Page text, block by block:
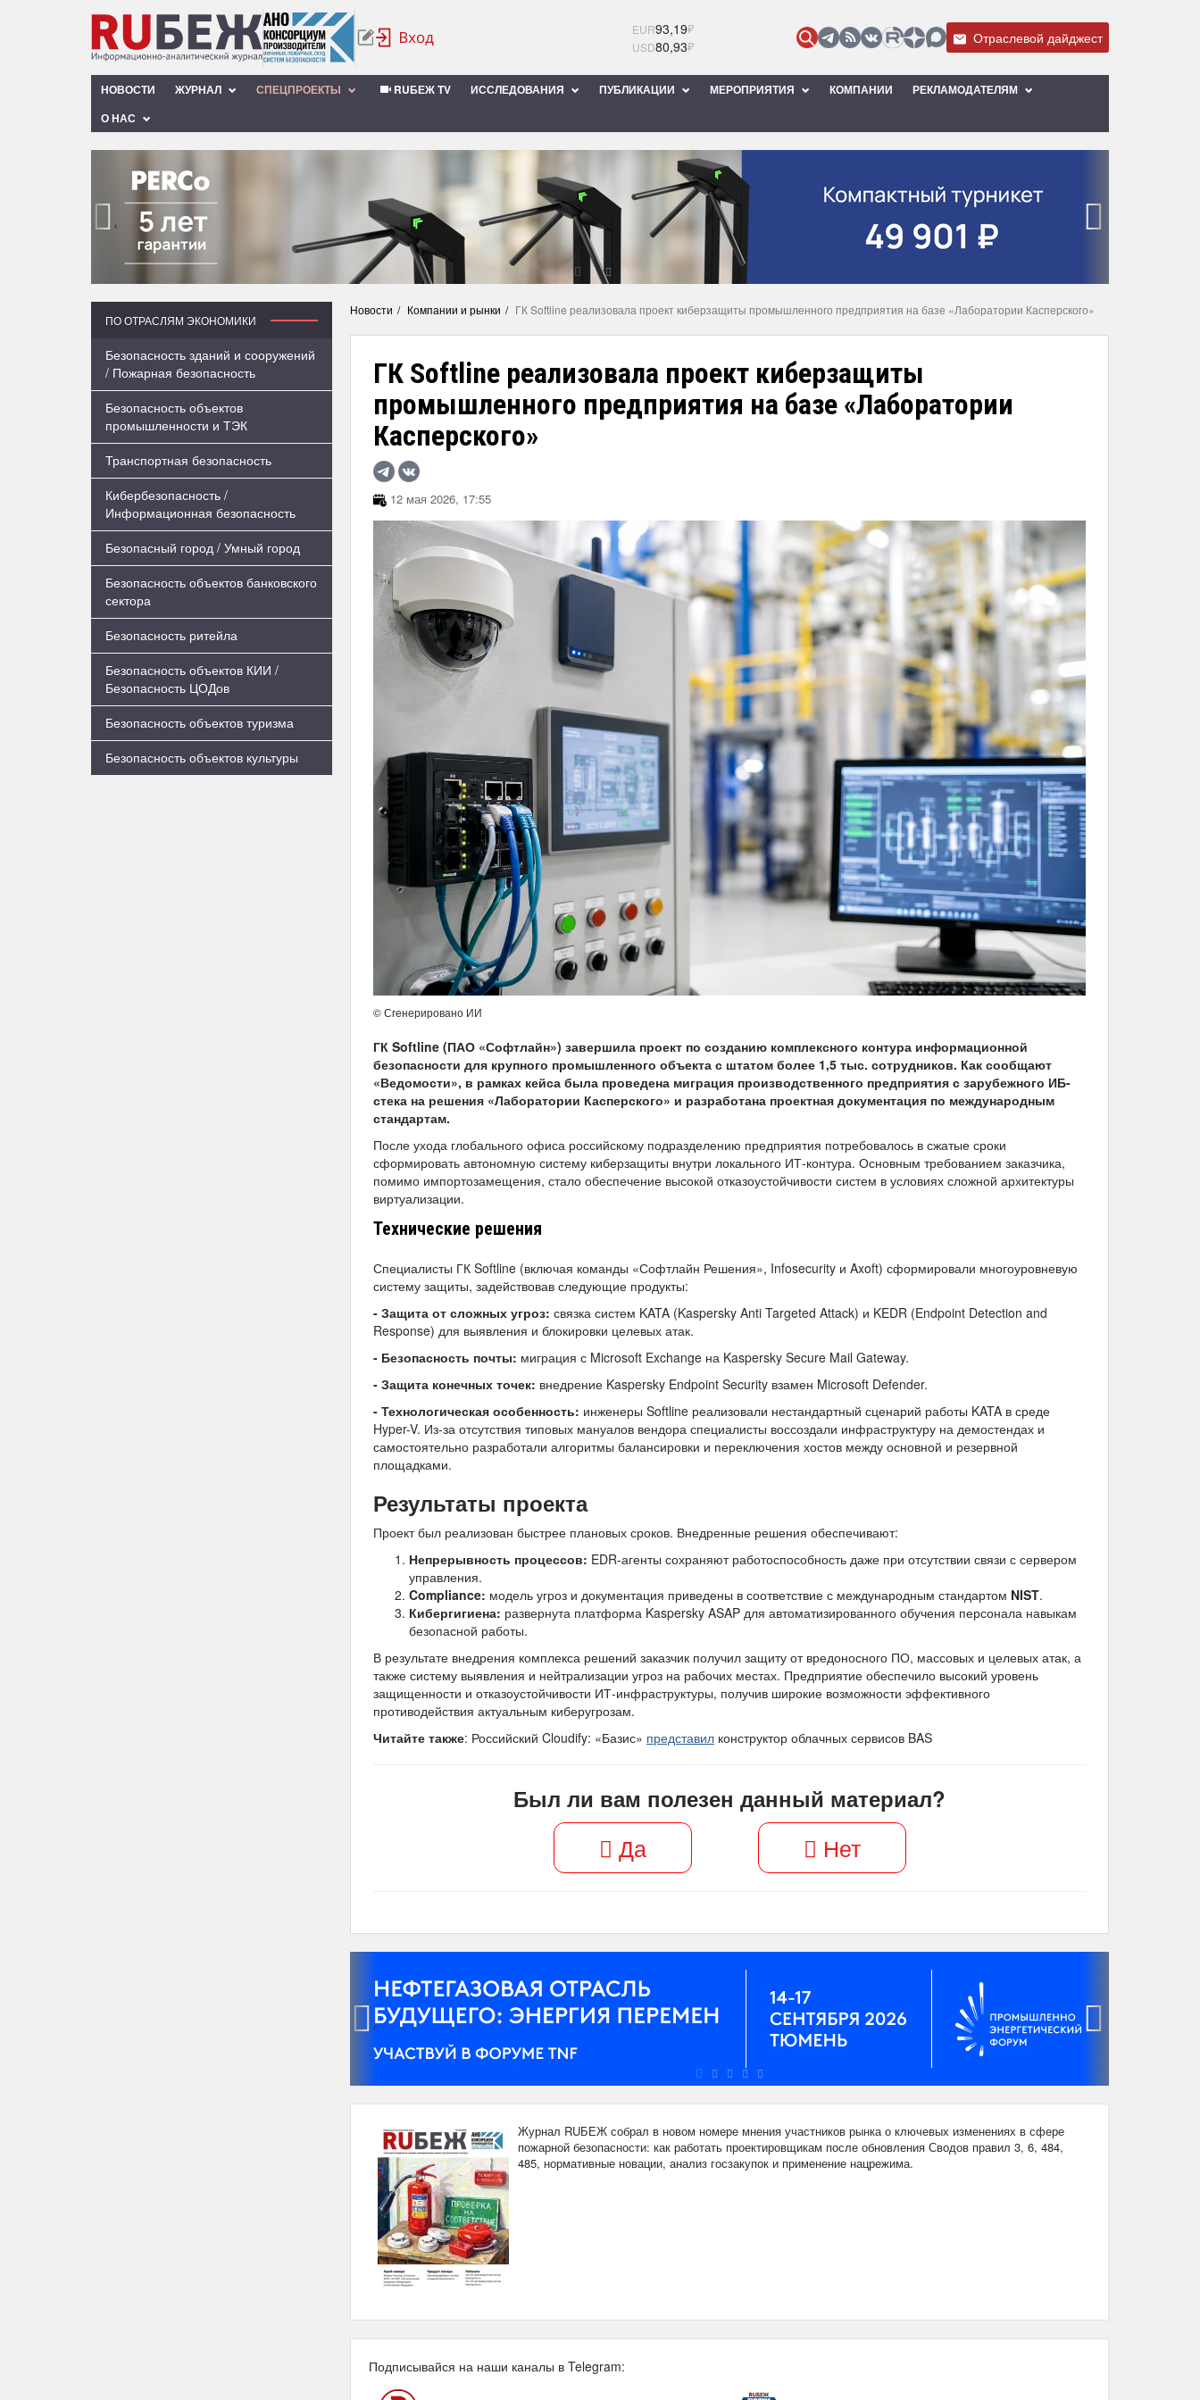
EUR93,19₽
USD80,93₽ Отраслевой дайджест
НОВОСТИ ЖУРНАЛ СПЕЦПРОЕКТЫ RUБЕЖ TV ИССЛЕДОВАНИЯ ПУБЛИКАЦИИ МЕРОПРИЯТИЯ КОМПАНИИ
РЕКЛАМОДАТЕЛЯМ
О НАС
‹
ПО ОТРАСЛЯМ ЭКОНОМИКИ
Безопасность зданий и сооружений
/ Пожарная безопасность
Безопасность объектов
промышленности и ТЭК
Транспортная безопасность
Кибербезопасность /
Информационная безопасность
Безопасный город / Умный город
Безопасность объектов банковского
сектора
Безопасность ритейла
Безопасность объектов КИИ /
Безопасность ЦОДов
Безопасность объектов туризма
Безопасность объектов культуры
Новости Компании и рынки ГК Softline реализовала проект киберзащиты промышленного предприятия на базе «Лаборатории Касперского»
ГК Softline реализовала проект киберзащиты
промышленного предприятия на базе «Лаборатории
Касперского»
12 мая 2026, 17:55
© Сгенерировано ИИ
ГК Softline (ПАО «Софтлайн») завершила проект по созданию комплексного контура информационной
безопасности для крупного промышленного объекта с штатом более 1,5 тыс. сотрудников. Как сообщают
«Ведомости», в рамках кейса была проведена миграция производственного предприятия с зарубежного ИБ-
стека на решения «Лаборатории Касперского» и разработана проектная документация по международным
стандартам.
После ухода глобального офиса российскому подразделению предприятия потребовалось в сжатые сроки
сформировать автономную систему киберзащиты внутри локального ИТ-контура. Основным требованием заказчика,
помимо импортозамещения, стало обеспечение высокой отказоустойчивости систем в условиях сложной архитектуры
виртуализации.
Технические решения
Специалисты ГК Softline (включая команды «Софтлайн Решения», Infosecurity и Axoft) сформировали многоуровневую
систему защиты, задействовав следующие продукты:
- Защита от сложных угроз: связка систем KATA (Kaspersky Anti Targeted Attack) и KEDR (Endpoint Detection and
Response) для выявления и блокировки целевых атак.
- Безопасность почты: миграция с Microsoft Exchange на Kaspersky Secure Mail Gateway.
- Защита конечных точек: внедрение Kaspersky Endpoint Security взамен Microsoft Defender.
- Технологическая особенность: инженеры Softline реализовали нестандартный сценарий работы KATA в среде
Hyper-V. Из-за отсутствия типовых мануалов вендора специалисты воссоздали инфраструктуру на демостендах и
самостоятельно разработали алгоритмы балансировки и переключения хостов между основной и резервной
площадками.
Результаты проекта
Проект был реализован быстрее плановых сроков. Внедренные решения обеспечивают:
Непрерывность процессов: EDR-агенты сохраняют работоспособность даже при отсутствии связи с сервером
управления.
Compliance: модель угроз и документация приведены в соответствие с международным стандартом NIST.
Кибергигиена: развернута платформа Kaspersky ASAP для автоматизированного обучения персонала навыкам
безопасной работы.
В результате внедрения комплекса решений заказчик получил защиту от вредоносного ПО, массовых и целевых атак, а
также систему выявления и нейтрализации угроз на рабочих местах. Предприятие обеспечило высокий уровень
защищенности и отказоустойчивости ИТ-инфраструктуры, получив широкие возможности эффективного
противодействия актуальным киберугрозам.
Читайте также: Российский Cloudify: «Базис» представил конструктор облачных сервисов BAS
Был ли вам полезен данный материал?
Да Нет
‹ ›
Журнал RUБЕЖ собрал в новом номере мнения участников рынка о ключевых изменениях в сфере
пожарной безопасности: как работать проектировщикам после обновления Сводов правил 3, 6, 484,
485, нормативные новации, анализ госзакупок и применение нацрежима.
Подписывайся на наши каналы в Telegram: